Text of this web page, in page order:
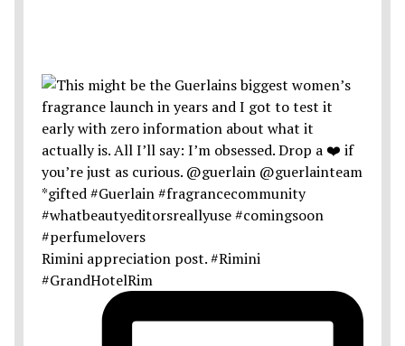
Rimini appreciation post. #Rimini
#GrandHotelRim